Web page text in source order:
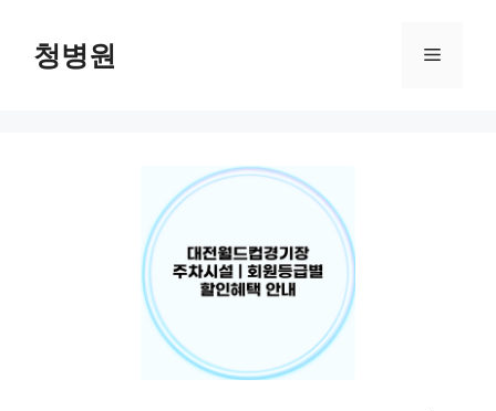
청병원 메